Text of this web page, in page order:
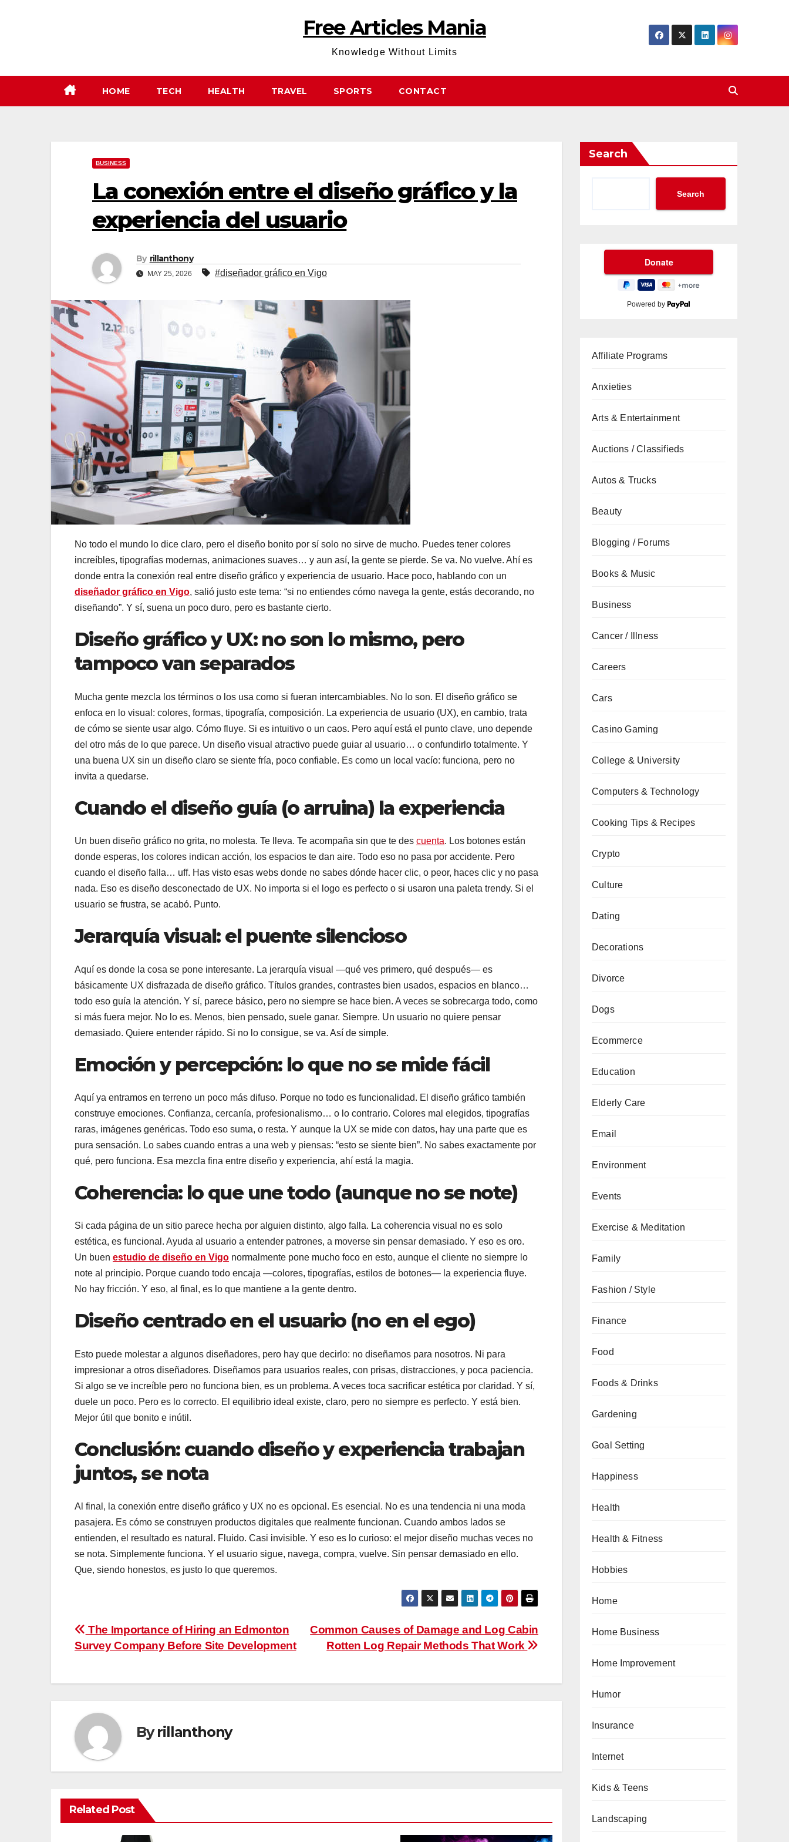
Free Articles Mania
Knowledge Without Limits
HOME TECH HEALTH TRAVEL SPORTS CONTACT
BUSINESS
La conexión entre el diseño gráfico y la
experiencia del usuario
By rillanthony
MAY 25, 2026 #diseñador gráfico en Vigo
No todo el mundo lo dice claro, pero el diseño bonito por sí solo no sirve de mucho. Puedes tener colores
increíbles, tipografías modernas, animaciones suaves… y aun así, la gente se pierde. Se va. No vuelve. Ahí es
donde entra la conexión real entre diseño gráfico y experiencia de usuario. Hace poco, hablando con un
diseñador gráfico en Vigo, salió justo este tema: “si no entiendes cómo navega la gente, estás decorando, no
diseñando”. Y sí, suena un poco duro, pero es bastante cierto.
Diseño gráfico y UX: no son lo mismo, pero
tampoco van separados
Mucha gente mezcla los términos o los usa como si fueran intercambiables. No lo son. El diseño gráfico se
enfoca en lo visual: colores, formas, tipografía, composición. La experiencia de usuario (UX), en cambio, trata
de cómo se siente usar algo. Cómo fluye. Si es intuitivo o un caos. Pero aquí está el punto clave, uno depende
del otro más de lo que parece. Un diseño visual atractivo puede guiar al usuario… o confundirlo totalmente. Y
una buena UX sin un diseño claro se siente fría, poco confiable. Es como un local vacío: funciona, pero no
invita a quedarse.
Cuando el diseño guía (o arruina) la experiencia
Un buen diseño gráfico no grita, no molesta. Te lleva. Te acompaña sin que te des cuenta. Los botones están
donde esperas, los colores indican acción, los espacios te dan aire. Todo eso no pasa por accidente. Pero
cuando el diseño falla… uff. Has visto esas webs donde no sabes dónde hacer clic, o peor, haces clic y no pasa
nada. Eso es diseño desconectado de UX. No importa si el logo es perfecto o si usaron una paleta trendy. Si el
usuario se frustra, se acabó. Punto.
Jerarquía visual: el puente silencioso
Aquí es donde la cosa se pone interesante. La jerarquía visual —qué ves primero, qué después— es
básicamente UX disfrazada de diseño gráfico. Títulos grandes, contrastes bien usados, espacios en blanco…
todo eso guía la atención. Y sí, parece básico, pero no siempre se hace bien. A veces se sobrecarga todo, como
si más fuera mejor. No lo es. Menos, bien pensado, suele ganar. Siempre. Un usuario no quiere pensar
demasiado. Quiere entender rápido. Si no lo consigue, se va. Así de simple.
Emoción y percepción: lo que no se mide fácil
Aquí ya entramos en terreno un poco más difuso. Porque no todo es funcionalidad. El diseño gráfico también
construye emociones. Confianza, cercanía, profesionalismo… o lo contrario. Colores mal elegidos, tipografías
raras, imágenes genéricas. Todo eso suma, o resta. Y aunque la UX se mide con datos, hay una parte que es
pura sensación. Lo sabes cuando entras a una web y piensas: “esto se siente bien”. No sabes exactamente por
qué, pero funciona. Esa mezcla fina entre diseño y experiencia, ahí está la magia.
Coherencia: lo que une todo (aunque no se note)
Si cada página de un sitio parece hecha por alguien distinto, algo falla. La coherencia visual no es solo
estética, es funcional. Ayuda al usuario a entender patrones, a moverse sin pensar demasiado. Y eso es oro.
Un buen estudio de diseño en Vigo normalmente pone mucho foco en esto, aunque el cliente no siempre lo
note al principio. Porque cuando todo encaja —colores, tipografías, estilos de botones— la experiencia fluye.
No hay fricción. Y eso, al final, es lo que mantiene a la gente dentro.
Diseño centrado en el usuario (no en el ego)
Esto puede molestar a algunos diseñadores, pero hay que decirlo: no diseñamos para nosotros. Ni para
impresionar a otros diseñadores. Diseñamos para usuarios reales, con prisas, distracciones, y poca paciencia.
Si algo se ve increíble pero no funciona bien, es un problema. A veces toca sacrificar estética por claridad. Y sí,
duele un poco. Pero es lo correcto. El equilibrio ideal existe, claro, pero no siempre es perfecto. Y está bien.
Mejor útil que bonito e inútil.
Conclusión: cuando diseño y experiencia trabajan
juntos, se nota
Al final, la conexión entre diseño gráfico y UX no es opcional. Es esencial. No es una tendencia ni una moda
pasajera. Es cómo se construyen productos digitales que realmente funcionan. Cuando ambos lados se
entienden, el resultado es natural. Fluido. Casi invisible. Y eso es lo curioso: el mejor diseño muchas veces no
se nota. Simplemente funciona. Y el usuario sigue, navega, compra, vuelve. Sin pensar demasiado en ello.
Que, siendo honestos, es justo lo que queremos.
Post
navigation
Common Causes of Damage and Log Cabin
Rotten Log Repair Methods That Work
The Importance of Hiring an Edmonton
Survey Company Before Site Development
Byrillanthony
Related Post
Search
Search
Powered by
Affiliate Programs
Anxieties
Arts & Entertainment
Auctions / Classifieds
Autos & Trucks
Beauty
Blogging / Forums
Books & Music
Business
Cancer / Illness
Careers
Cars
Casino Gaming
College & University
Computers & Technology
Cooking Tips & Recipes
Crypto
Culture
Dating
Decorations
Divorce
Dogs
Ecommerce
Education
Elderly Care
Email
Environment
Events
Exercise & Meditation
Family
Fashion / Style
Finance
Food
Foods & Drinks
Gardening
Goal Setting
Happiness
Health
Health & Fitness
Hobbies
Home
Home Business
Home Improvement
Humor
Insurance
Internet
Kids & Teens
Landscaping